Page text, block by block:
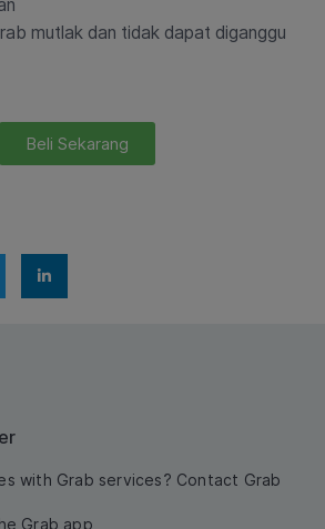
mutlak dan tidak dapat diganggu
Beli Sekarang
with Grab services? Contact Grab
Grab app